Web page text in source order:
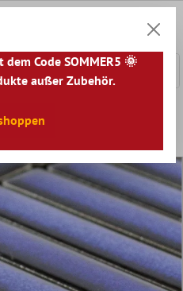
Fliesen Taverna
Code SOMMER5 🌞
außer Zubehör.